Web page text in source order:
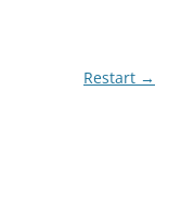
Restart →